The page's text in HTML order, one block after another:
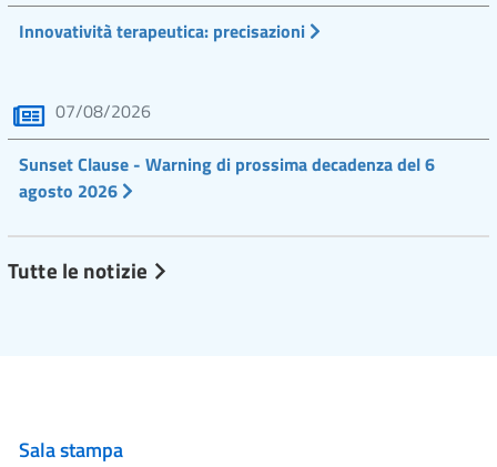
Innovatività terapeutica: precisazioni
07/08/2026
Sunset Clause - Warning di prossima decadenza del 6
agosto 2026
Tutte le notizie
Sala stampa